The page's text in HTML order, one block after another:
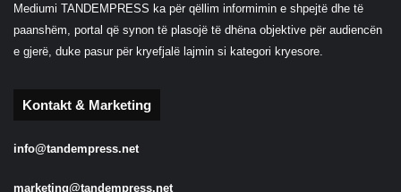
Mediumi TANDEMPRESS ka për qëllim informimin e shpejtë dhe të
paanshëm, portal që synon të plasojë të dhëna objektive për audiencën
e gjerë, duke pasur për kryefjalë lajmin si kategori kryesore.
Kontakt & Marketing
info@tandempress.net
marketing@tandempress.net